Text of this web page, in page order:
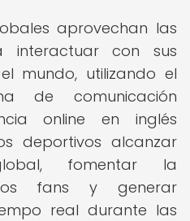
aprovechan las
interactuar con sus
mundo, utilizando el
de comunicación
online en inglés
deportivos alcanzar
fomentar la
fans y generar
real durante las